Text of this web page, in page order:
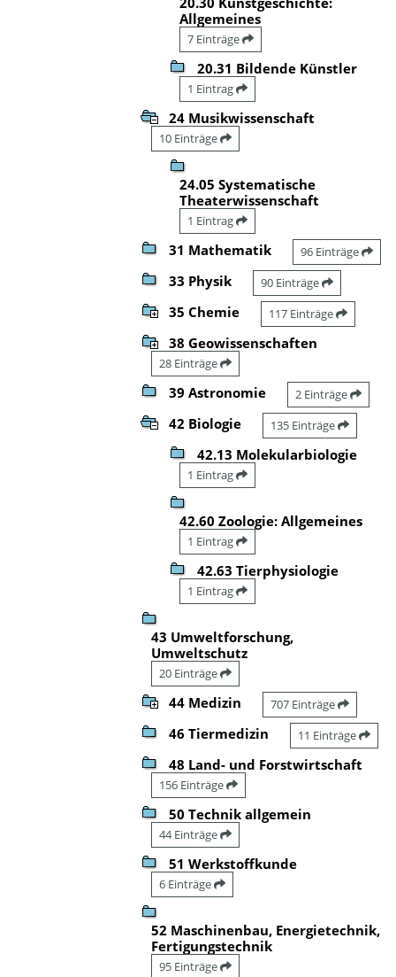
Allgemeines
7 Einträge
20.31 Bildende Künstler
1 Eintrag
24 Musikwissenschaft
10 Einträge
24.05 Systematische
Theaterwissenschaft
1 Eintrag
31 Mathematik 96 Einträge
33 Physik 90 Einträge
35 Chemie 117 Einträge
38 Geowissenschaften
28 Einträge
39 Astronomie 2 Einträge
42 Biologie 135 Einträge
42.13 Molekularbiologie
1 Eintrag
42.60 Zoologie: Allgemeines
1 Eintrag
42.63 Tierphysiologie
1 Eintrag
43 Umweltforschung,
Umweltschutz
20 Einträge
44 Medizin 707 Einträge
46 Tiermedizin 11 Einträge
48 Land- und Forstwirtschaft
156 Einträge
50 Technik allgemein
44 Einträge
51 Werkstoffkunde
6 Einträge
52 Maschinenbau, Energietechnik,
Fertigungstechnik
95 Einträge